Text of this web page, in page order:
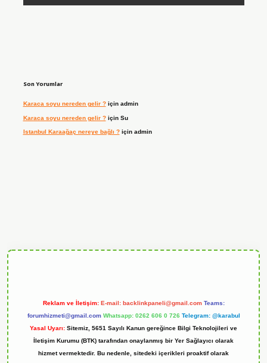
Son Yorumlar
Karaca soyu nereden gelir ?için admin
Karaca soyu nereden gelir ?için Su
Istanbul Karaağaç nereye bağlı ?için admin
Reklam ve İletişim: E-mail: backlinkpaneli@gmail.com Teams:
forumhizmeti@gmail.com Whatsapp: 0262 606 0 726 Telegram: @karabul
Yasal Uyarı: Sitemiz, 5651 Sayılı Kanun gereğince Bilgi Teknolojileri ve
İletişim Kurumu (BTK) tarafından onaylanmış bir Yer Sağlayıcı olarak
hizmet vermektedir. Bu nedenle, sitedeki içerikleri proaktif olarak